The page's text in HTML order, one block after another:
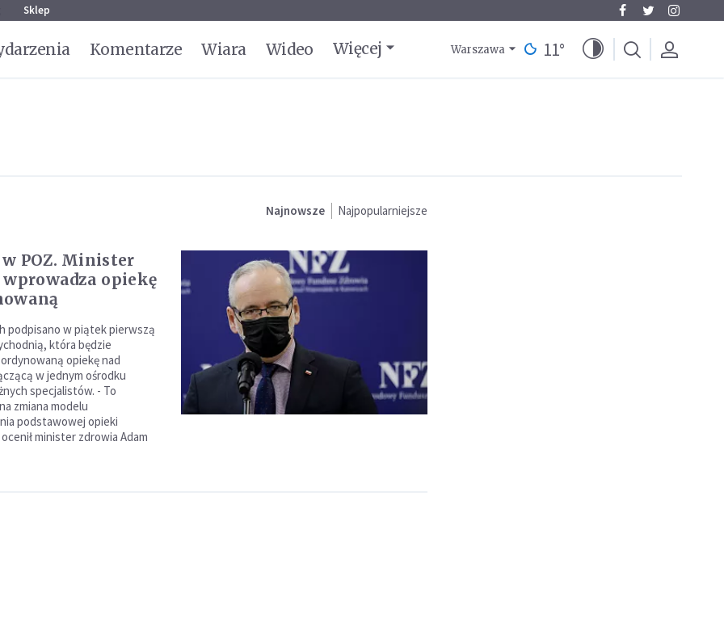
Sklep
Komentarze Wiara Wideo Więcej Warszawa 11°
Najnowsze Najpopularniejsze
POZ. Minister
opiekę
podpisano w piątek pierwszą
która będzie
opiekę nad
w jednym ośrodku
specjalistów. - To
zmiana modelu
podstawowej opieki
minister zdrowia Adam